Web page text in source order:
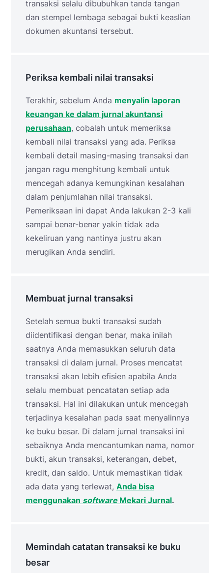
transaksi selalu dibubuhkan tanda tangan
dan stempel lembaga sebagai bukti keaslian
dokumen akuntansi tersebut.
Periksa kembali nilai transaksi
Terakhir, sebelum Anda menyalin laporan
keuangan ke dalam jurnal akuntansi
perusahaan, cobalah untuk memeriksa
kembali nilai transaksi yang ada. Periksa
kembali detail masing-masing transaksi dan
jangan ragu menghitung kembali untuk
mencegah adanya kemungkinan kesalahan
dalam penjumlahan nilai transaksi.
Pemeriksaan ini dapat Anda lakukan 2-3 kali
sampai benar-benar yakin tidak ada
kekeliruan yang nantinya justru akan
merugikan Anda sendiri.
Membuat jurnal transaksi
Setelah semua bukti transaksi sudah
diidentifikasi dengan benar, maka inilah
saatnya Anda memasukkan seluruh data
transaksi di dalam jurnal. Proses mencatat
transaksi akan lebih efisien apabila Anda
selalu membuat pencatatan setiap ada
transaksi. Hal ini dilakukan untuk mencegah
terjadinya kesalahan pada saat menyalinnya
ke buku besar. Di dalam jurnal transaksi ini
sebaiknya Anda mencantumkan nama, nomor
bukti, akun transaksi, keterangan, debet,
kredit, dan saldo. Untuk memastikan tidak
ada data yang terlewat, Anda bisa
menggunakan software Mekari Jurnal.
Memindah catatan transaksi ke buku
besar